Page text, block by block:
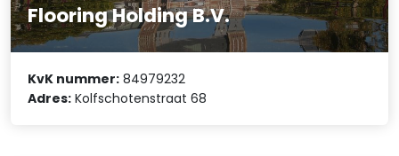
Flooring Holding B.V.
KvK nummer: 84979232
Adres: Kolfschotenstraat 68